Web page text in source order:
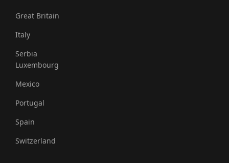
Great Britain
Italy
Serbia
Luxembourg
Mexico
Portugal
Spain
Switzerland